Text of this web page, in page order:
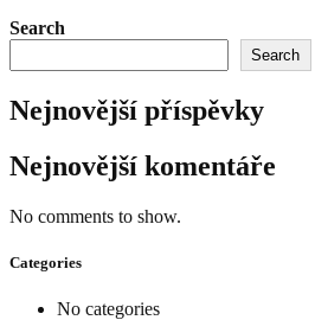
Search
Search
Nejnovější příspěvky
Nejnovější komentáře
No comments to show.
Categories
No categories